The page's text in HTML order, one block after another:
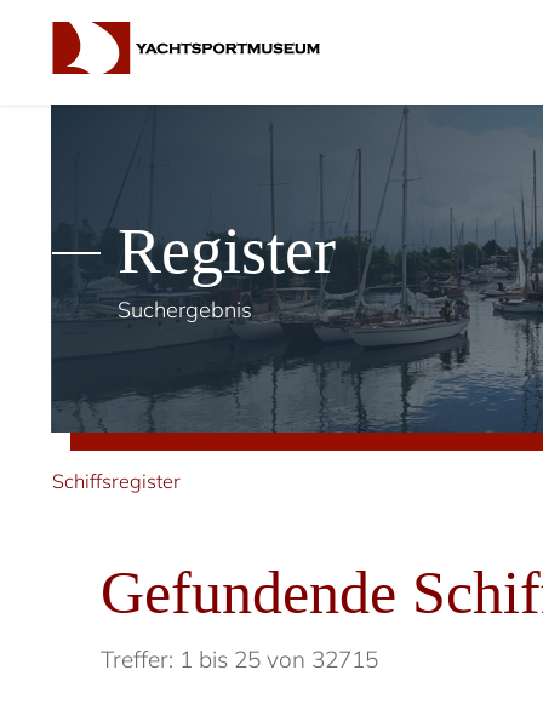
Register
Suchergebnis
Schiffsregister
Gefundende
Treffer: 1 bis 25 von 32715